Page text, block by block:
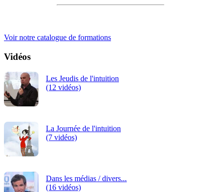
Voir notre catalogue de formations
Vidéos
Les Jeudis de l'intuition
(12 vidéos)
La Journée de l'intuition
(7 vidéos)
Dans les médias / divers...
(16 vidéos)